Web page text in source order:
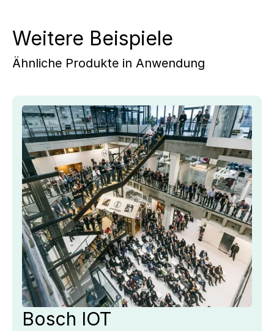
Weitere Beispiele
Ähnliche Produkte in Anwendung
Bosch IOT